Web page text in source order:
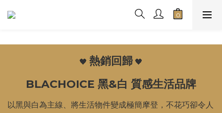
🖤 熱銷回歸 🖤
BLACHOICE 黑&白 質感生活品牌
以黑與白為主線、將生活物件變成極簡摩登，不花巧卻令人